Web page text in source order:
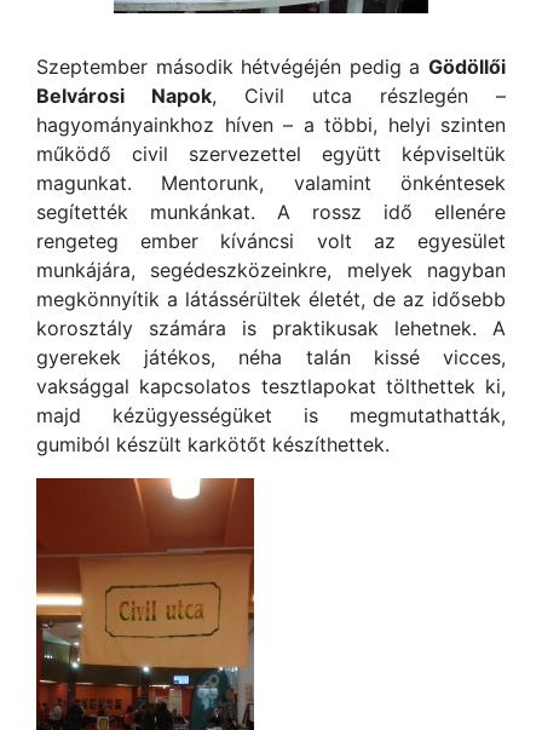
Szeptember második hétvégéjén pedig a Gödöllői
Belvárosi Napok, Civil utca részlegén –
hagyományainkhoz híven – a többi, helyi szinten
működő civil szervezettel együtt képviseltük
magunkat. Mentorunk, valamint önkéntesek
segítették munkánkat. A rossz idő ellenére
rengeteg ember kíváncsi volt az egyesület
munkájára, segédeszközeinkre, melyek nagyban
megkönnyítik a látássérültek életét, de az idősebb
korosztály számára is praktikusak lehetnek. A
gyerekek játékos, néha talán kissé vicces,
vaksággal kapcsolatos tesztlapokat tölthettek ki,
majd kézügyességüket is megmutathatták,
gumiból készült karkötőt készíthettek.